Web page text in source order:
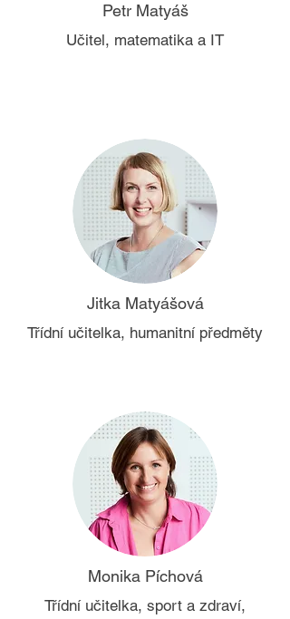
Petr Matyáš
Učitel, matematika a IT
Jitka Matyášová
Třídní učitelka, humanitní předměty
Monika Píchová
Třídní učitelka, sport a zdraví,